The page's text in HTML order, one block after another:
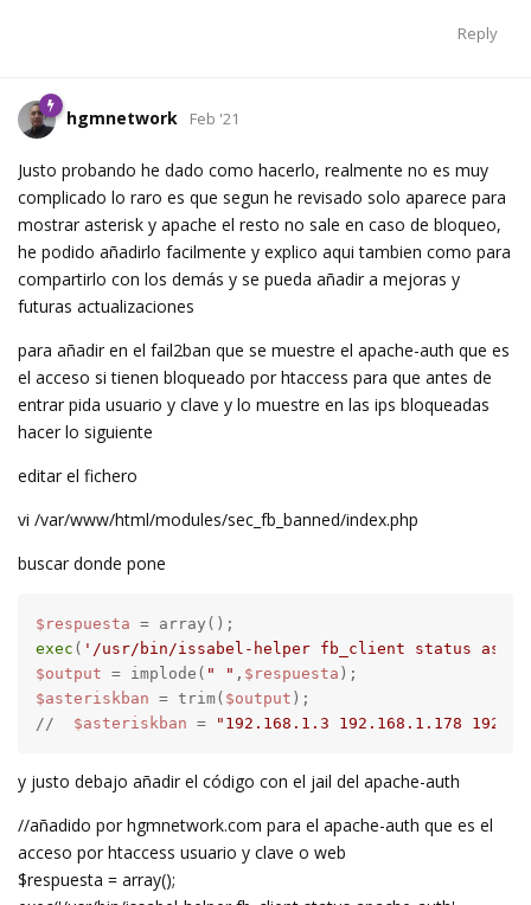
Reply
hgmnetwork Feb '21
Justo probando he dado como hacerlo, realmente no es muy
complicado lo raro es que segun he revisado solo aparece para
mostrar asterisk y apache el resto no sale en caso de bloqueo,
he podido añadirlo facilmente y explico aqui tambien como para
compartirlo con los demás y se pueda añadir a mejoras y
futuras actualizaciones
para añadir en el fail2ban que se muestre el apache-auth que es
el acceso si tienen bloqueado por htaccess para que antes de
entrar pida usuario y clave y lo muestre en las ips bloqueadas
hacer lo siguiente
editar el fichero
vi /var/www/html/modules/sec_fb_banned/index.php
buscar donde pone
$respuesta
exec ( '/usr/bin/issabel-helper fb_client status
$output = implode( " " , $respuesta
$asteriskban = trim( $output );
// $asteriskban = "192.168.1.3 192.168.1.178
y justo debajo añadir el código con el jail del apache-auth
//añadido por hgmnetwork.com para el apache-auth que es el
acceso por htaccess usuario y clave o web
$respuesta = array();